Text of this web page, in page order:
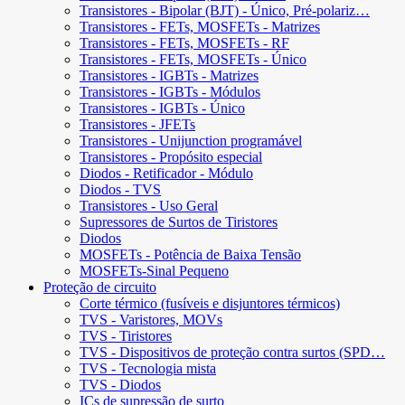
Transistores - Bipolar (BJT) - Único, Pré-polariz…
Transistores - FETs, MOSFETs - Matrizes
Transistores - FETs, MOSFETs - RF
Transistores - FETs, MOSFETs - Único
Transistores - IGBTs - Matrizes
Transistores - IGBTs - Módulos
Transistores - IGBTs - Único
Transistores - JFETs
Transistores - Unijunction programável
Transistores - Propósito especial
Diodos - Retificador - Módulo
Diodos - TVS
Transistores - Uso Geral
Supressores de Surtos de Tiristores
Diodos
MOSFETs - Potência de Baixa Tensão
MOSFETs-Sinal Pequeno
Proteção de circuito
Corte térmico (fusíveis e disjuntores térmicos)
TVS - Varistores, MOVs
TVS - Tiristores
TVS - Dispositivos de proteção contra surtos (SPD…
TVS - Tecnologia mista
TVS - Diodos
ICs de supressão de surto